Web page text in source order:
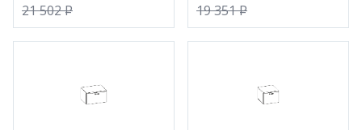
21 502P
19 351P